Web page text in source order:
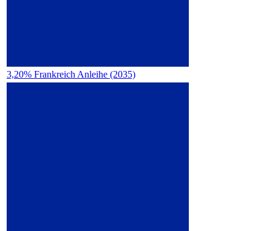
3,20% Frankreich Anleihe (2035)